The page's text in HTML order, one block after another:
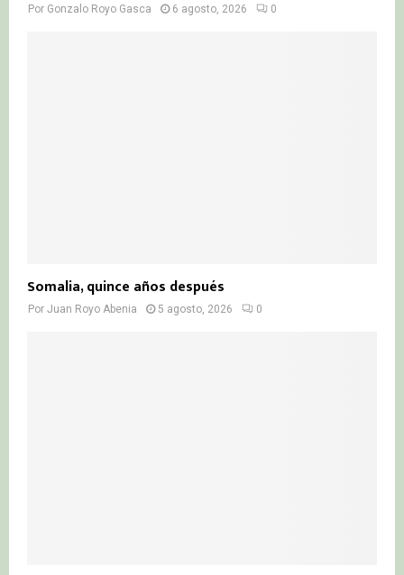
Por Gonzalo Royo Gasca 6 agosto, 2026 0
Somalia, quince años después
Por Juan Royo Abenia 5 agosto, 2026 0